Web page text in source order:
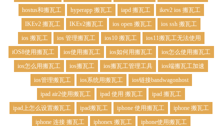
hostus和搬瓦工
hyperapp 搬瓦工 iapd 搬瓦工
ikev2 ios 搬瓦工
IKEv2 搬瓦工
IKEv2搬瓦工 ios open 搬瓦工
ios ssh 搬瓦工
ios 搬瓦工
ios 管理搬瓦工 ios10 搬瓦工
ios11搬瓦工无法使用
iOS8使用搬瓦工
ios使用搬瓦工 ios如何用搬瓦工
ios怎么使用搬瓦工
ios怎么用搬瓦工
ios搬瓦工 ios搬瓦工管理工具
ios端搬瓦工加速
ios管理搬瓦工
ios系统用搬瓦工
ios链接bandwagonhost
ipad air2使用搬瓦工
ipad 使用 搬瓦工
ipad 搬瓦工
ipad上怎么设置搬瓦工
ipad搬瓦工 iphone 使用搬瓦工
iphone 搬瓦工
iphone 连接 搬瓦工
iphonex 搬瓦工
iphone使用搬瓦工